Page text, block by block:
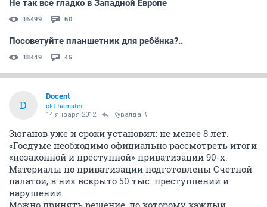
Не так все гладко в Западной Европе
16499 60
Посоветуйте планшетник для ребёнка?..
18449 45
D
Docent
old hamster
14 января 2012 Кувалда К
Зюганов уже и сроки установил: не менее 8 лет.
«Госдуме необходимо официально рассмотреть итоги
«незаконной и преступной» приватизации 90-х.
Материалы по приватизации подготовлены Счетной
палатой, в них вскрыто 50 тыс. преступлений и
нарушений.
Можно принять решение, по которому каждый